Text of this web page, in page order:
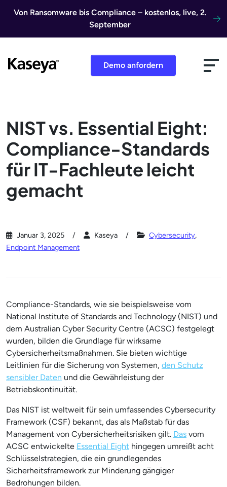
Von Ransomware bis Compliance – kostenlos, live, 2.
September
Demo anfordern
NIST vs. Essential Eight:
Compliance-Standards
für IT-Fachleute leicht
gemacht
Januar 3, 2025 Kaseya Cybersecurity,
Endpoint Management
Compliance-Standards, wie sie beispielsweise vom
National Institute of Standards and Technology (NIST) und
dem Australian Cyber Security Centre (ACSC) festgelegt
wurden, bilden die Grundlage für wirksame
Cybersicherheitsmaßnahmen. Sie bieten wichtige
Leitlinien für die Sicherung von Systemen, den Schutz
sensibler Daten und die Gewährleistung der
Betriebskontinuität.
Das NIST ist weltweit für sein umfassendes Cybersecurity
Framework (CSF) bekannt, das als Maßstab für das
Management von Cybersicherheitsrisiken gilt. Das vom
ACSC entwickelte Essential Eight hingegen umreißt acht
Schlüsselstrategien, die ein grundlegendes
Sicherheitsframework zur Minderung gängiger
Bedrohungen bilden.